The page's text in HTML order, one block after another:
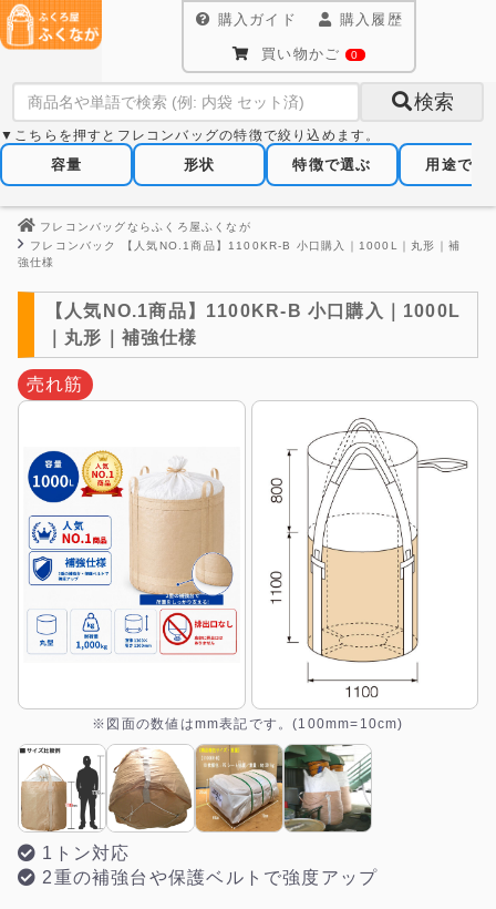
購入ガイド 購入履歴
買い物かご 0
検索
▼こちらを押すとフレコンバッグの特徴で絞り込めます。
容量 形状 特徴で選ぶ 用途で選
フレコンバッグならふくろ屋ふくなが
フレコンバック 【人気NO.1商品】1100KR-B 小口購入｜1000L｜丸形｜補
強仕様
【人気NO.1商品】1100KR-B 小口購入｜1000L
｜丸形｜補強仕様
売れ筋
※図面の数値はmm表記です。(100mm=10cm)
1トン対応
2重の補強台や保護ベルトで強度アップ